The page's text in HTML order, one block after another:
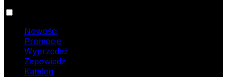
Nowości
Promocje
Wyprzedaż
Zapowiedź
Katalog